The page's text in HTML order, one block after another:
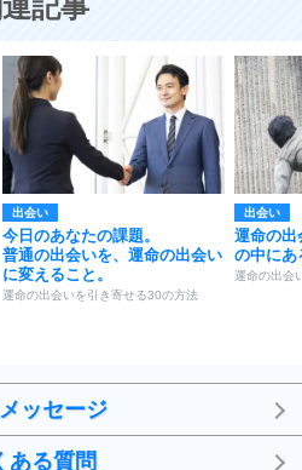
記事
出会い
今日のあなたの課題。
普通の出会いを、運命の出会い
に変えること。
運命の出会いを引き寄せる30の方法
出会い
運命の出
の中にあ
運命の出会
ッセージ
ある質問